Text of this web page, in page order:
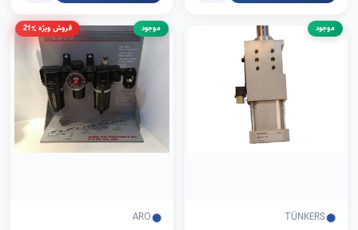
موجود
TÜNKERS
موجود فروش ویژه %21
ARO